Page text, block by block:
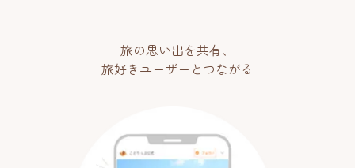
旅の思い出を共有、
旅好きユーザーとつながる